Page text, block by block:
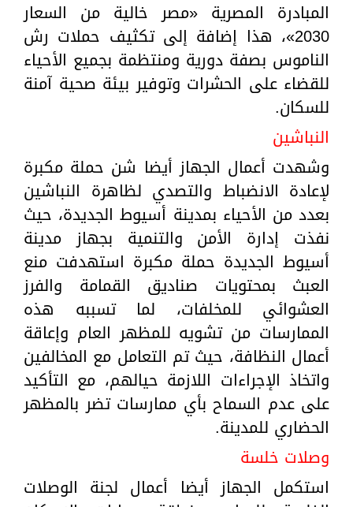
المبادرة المصرية «مصر خالية من السعار
2030»، هذا إضافة إلى تكثيف حملات رش
الناموس بصفة دورية ومنتظمة بجميع الأحياء
للقضاء على الحشرات وتوفير بيئة صحية آمنة
للسكان.
النباشين
وشهدت أعمال الجهاز أيضا شن حملة مكبرة
لإعادة الانضباط والتصدي لظاهرة النباشين
بعدد من الأحياء بمدينة أسيوط الجديدة، حيث
نفذت إدارة الأمن والتنمية بجهاز مدينة
أسيوط الجديدة حملة مكبرة استهدفت منع
العبث بمحتويات صناديق القمامة والفرز
العشوائي للمخلفات، لما تسببه هذه
الممارسات من تشويه للمظهر العام وإعاقة
أعمال النظافة، حيث تم التعامل مع المخالفين
واتخاذ الإجراءات اللازمة حيالهم، مع التأكيد
على عدم السماح بأي ممارسات تضر بالمظهر
الحضاري للمدينة.
وصلات خلسة
استكمل الجهاز أيضا أعمال لجنة الوصلات